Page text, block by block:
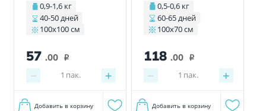
0,9-1,6 кг
40-50 дней
100х100 см
57 .00 i
− +
1 пак.
Добавить в корзину
0,5-0,6 кг
60-65 дней
100х70 см
118 .00 i
− +
1 пак.
Добавить в корзину